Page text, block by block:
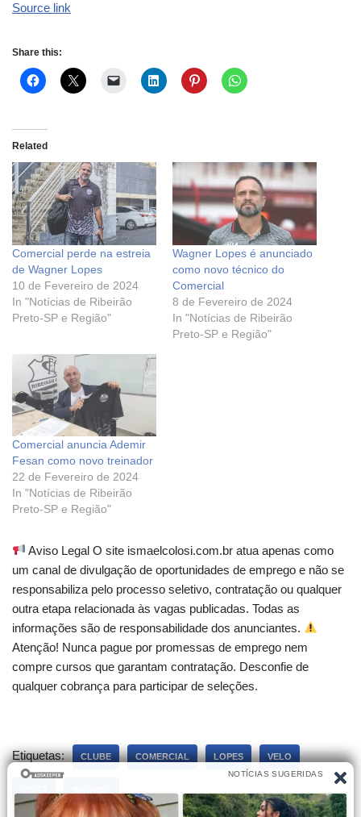
Source link
Share this:
Related
Comercial perde na estreia
de Wagner Lopes
10 de Fevereiro de 2024
In "Notícias de Ribeirão
Preto-SP e Região"
Wagner Lopes é anunciado
como novo técnico do
Comercial
8 de Fevereiro de 2024
In "Notícias de Ribeirão
Preto-SP e Região"
Comercial anuncia Ademir
Fesan como novo treinador
22 de Fevereiro de 2024
In "Notícias de Ribeirão
Preto-SP e Região"
Aviso Legal O site ismaelcolosi.com.br atua apenas como
um canal de divulgação de oportunidades de emprego e não se
responsabiliza pelo processo seletivo, contratação ou qualquer
outra etapa relacionada às vagas publicadas. Todas as
informações são de responsabilidade dos anunciantes.
Atenção! Nunca pague por promessas de emprego nem
compre cursos que garantam contratação. Desconfie de
qualquer cobrança para participar de seleções.
Etiquetas: CLUBE COMERCIAL LOPES VELO